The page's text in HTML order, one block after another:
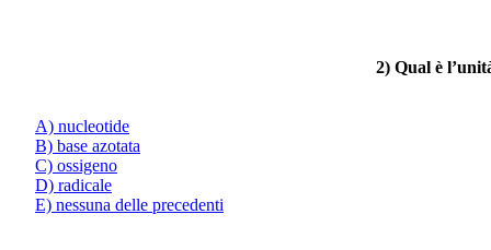
2) Qual è
A) nucleotide
B) base azotata
C) ossigeno
D) radicale
E) nessuna delle precedenti